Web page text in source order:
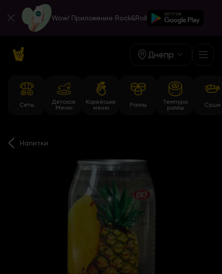
Wow! Приложение Rock&Roll
Днепр
Сеты
Детское
Меню
Корейське
меню
Роллы
Темпура
роллы
Суши
Напитки